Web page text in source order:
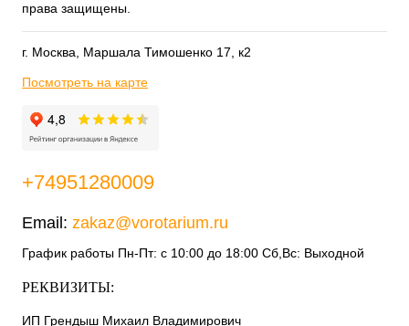
права защищены.
г. Москва, Маршала Тимошенко 17, к2
Посмотреть на карте
+74951280009
Email: zakaz@vorotarium.ru
График работы Пн-Пт: с 10:00 до 18:00 Сб,Вс: Выходной
РЕКВИЗИТЫ:
ИП Грендыш Михаил Владимирович